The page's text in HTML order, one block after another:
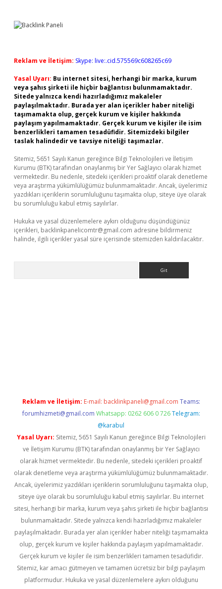
Reklam ve İletişim: Skype: live:.cid.575569c608265c69
Yasal Uyarı: Bu internet sitesi, herhangi bir marka, kurum
veya şahıs şirketi ile hiçbir bağlantısı bulunmamaktadır.
Sitede yalnızca kendi hazırladığımız makaleler
paylaşılmaktadır. Burada yer alan içerikler haber niteliği
taşımamakta olup, gerçek kurum ve kişiler hakkında
paylaşım yapılmamaktadır. Gerçek kurum ve kişiler ile isim
benzerlikleri tamamen tesadüfidir. Sitemizdeki bilgiler
taslak halindedir ve tavsiye niteliği taşımazlar.
Sitemiz, 5651 Sayılı Kanun gereğince Bilgi Teknolojileri ve İletişim
Kurumu (BTK) tarafından onaylanmış bir Yer Sağlayıcı olarak hizmet
vermektedir. Bu nedenle, sitedeki içerikleri proaktif olarak denetleme
veya araştırma yükümlülüğümüz bulunmamaktadır. Ancak, üyelerimiz
yazdıkları içeriklerin sorumluluğunu taşımakta olup, siteye üye olarak
bu sorumluluğu kabul etmiş sayılırlar.
Hukuka ve yasal düzenlemelere aykırı olduğunu düşündüğünüz
içerikleri, backlinkpanelicomtr@gmail.com adresine bildirmeniz
halinde, ilgili içerikler yasal süre içerisinde sitemizden kaldırılacaktır.
Reklam ve İletişim: E-mail: backlinkpaneli@gmail.com Teams:
forumhizmeti@gmail.com Whatsapp: 0262 606 0 726 Telegram:
@karabul
Yasal Uyarı: Sitemiz, 5651 Sayılı Kanun gereğince Bilgi Teknolojileri
ve İletişim Kurumu (BTK) tarafından onaylanmış bir Yer Sağlayıcı
olarak hizmet vermektedir. Bu nedenle, sitedeki içerikleri proaktif
olarak denetleme veya araştırma yükümlülüğümüz bulunmamaktadır.
Ancak, üyelerimiz yazdıkları içeriklerin sorumluluğunu taşımakta olup,
siteye üye olarak bu sorumluluğu kabul etmiş sayılırlar. Bu internet
sitesi, herhangi bir marka, kurum veya şahıs şirketi ile hiçbir bağlantısı
bulunmamaktadır. Sitede yalnızca kendi hazırladığımız makaleler
paylaşılmaktadır. Burada yer alan içerikler haber niteliği taşımamakta
olup, gerçek kurum ve kişiler hakkında paylaşım yapılmamaktadır.
Gerçek kurum ve kişiler ile isim benzerlikleri tamamen tesadüfidir.
Sitemiz, kar amacı gütmeyen ve tamamen ücretsiz bir bilgi paylaşım
platformudur. Hukuka ve yasal düzenlemelere aykırı olduğunu